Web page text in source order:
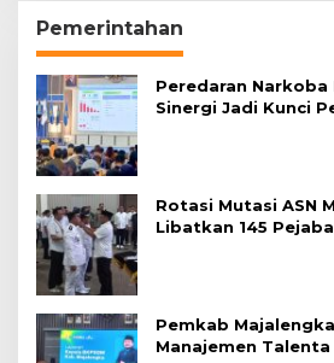
Pemerintahan
Peredaran Narkoba
Sinergi Jadi Kunci
Rotasi Mutasi ASN
Libatkan 145
Pemkab
Manajemen